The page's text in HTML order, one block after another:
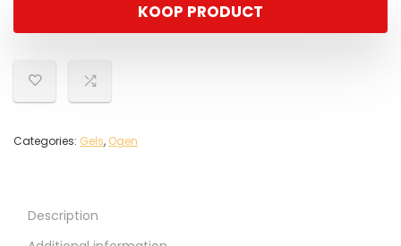
KOOP PRODUCT
Categories: Gels, Ogen
Description